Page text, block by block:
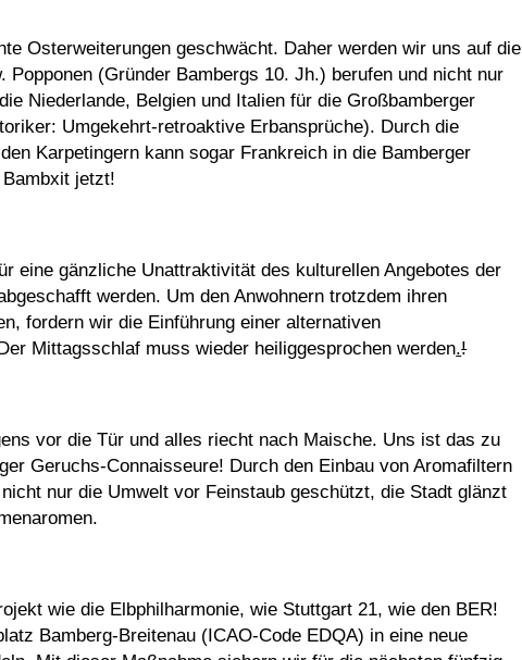
Osterweiterungen geschwächt. Daher werden wir uns auf die
Popponen (Gründer Bambergs 10. Jh.) berufen und nicht nur
Niederlande, Belgien und Italien für die Großbamberger
Umgekehrt-retroaktive Erbansprüche). Durch die
Karpetingern kann sogar Frankreich in die Bamberger
jetzt!
eine gänzliche Unattraktivität des kulturellen Angebotes der
werden. Um den Anwohnern trotzdem ihren
fordern wir die Einführung einer alternativen
Mittagsschlaf muss wieder heiliggesprochen werden.!
vor die Tür und alles riecht nach Maische. Uns ist das zu
Geruchs-Connaisseure! Durch den Einbau von Aromafiltern
nur die Umwelt vor Feinstaub geschützt, die Stadt glänzt
wie die Elbphilharmonie, wie Stuttgart 21, wie den BER!
Bamberg-Breitenau (ICAO-Code EDQA) in eine neue